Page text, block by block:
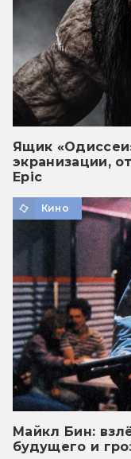
Ящик
экранизации,
Epic
Кино
Майкл Бин:
будущего и